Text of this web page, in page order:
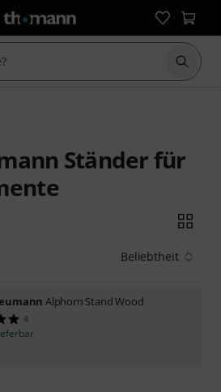
Suche
Ständer für
Beliebtheit
Alphorn Stand Wood
4